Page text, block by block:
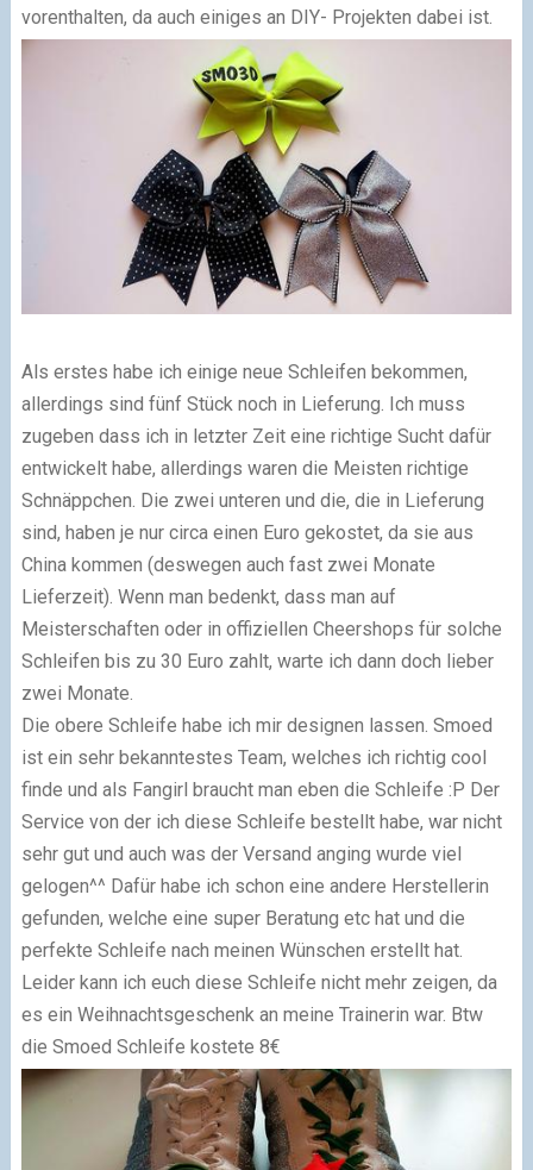
vorenthalten, da auch einiges an DIY- Projekten dabei ist.
Als erstes habe ich einige neue Schleifen bekommen,
allerdings sind fünf Stück noch in Lieferung. Ich muss
zugeben dass ich in letzter Zeit eine richtige Sucht dafür
entwickelt habe, allerdings waren die Meisten richtige
Schnäppchen. Die zwei unteren und die, die in Lieferung
sind, haben je nur circa einen Euro gekostet, da sie aus
China kommen (deswegen auch fast zwei Monate
Lieferzeit). Wenn man bedenkt, dass man auf
Meisterschaften oder in offiziellen Cheershops für solche
Schleifen bis zu 30 Euro zahlt, warte ich dann doch lieber
zwei Monate.
Die obere Schleife habe ich mir designen lassen. Smoed
ist ein sehr bekanntestes Team, welches ich richtig cool
finde und als Fangirl braucht man eben die Schleife :P Der
Service von der ich diese Schleife bestellt habe, war nicht
sehr gut und auch was der Versand anging wurde viel
gelogen^^ Dafür habe ich schon eine andere Herstellerin
gefunden, welche eine super Beratung etc hat und die
perfekte Schleife nach meinen Wünschen erstellt hat.
Leider kann ich euch diese Schleife nicht mehr zeigen, da
es ein Weihnachtsgeschenk an meine Trainerin war. Btw
die Smoed Schleife kostete 8€